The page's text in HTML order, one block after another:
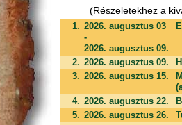
(Részeletekhez a
1. 2026. augusztus 03
-
2026. augusztus 09.
2. 2026. augusztus 09.
3. 2026. augusztus 15.
4. 2026. augusztus 22.
5. 2026. augusztus 26.